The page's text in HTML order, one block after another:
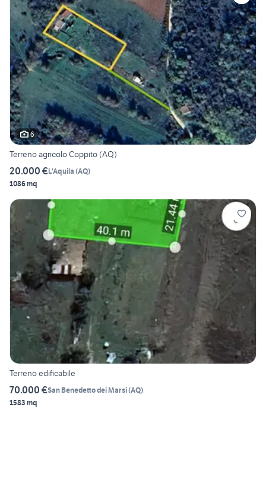
6
Terreno agricolo Coppito (AQ)
20.000 €L'Aquila (AQ)
1086 mq
Terreno edificabile
70.000 €San Benedetto dei Marsi(AQ)
1583 mq